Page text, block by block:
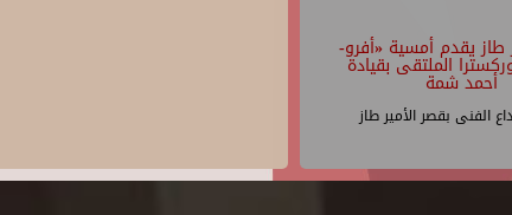
طاز يقدم أمسية «أفرو-
الملتقى بقيادة
أحمد شمة
الفنى بقصر الأمير طاز